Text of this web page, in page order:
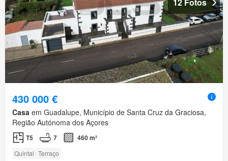
430 000 €
Casa em Guadalupe, Município de Santa Cruz da Graciosa,
Região Autónoma dos Açores
T5 7 460 m²
Quintal Terraço